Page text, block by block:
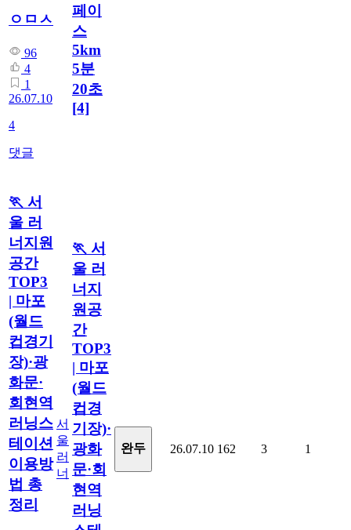
ㅇㅁㅅ
96
4
1
26.07.10
4
댓글
페이
스
5km
5분
20초
[4]
🏃 서
울 러
너지원
공간
TOP3
| 마포
(월드
컵경기
장)·광
화문·
회현역
러닝스
테이션
이용방
법 총
정리
서
울
러
너
🏃 서
울 러
너지
원공
간
TOP3
| 마포
(월드
컵경
기장)·
광화
문·회
현역
러닝
완두 26.07.10 162 3 1